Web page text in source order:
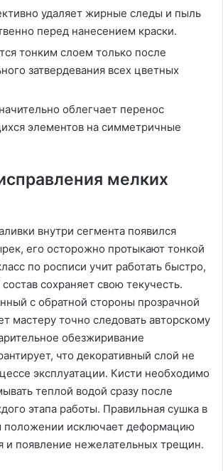
удаляет жирные следы и пыль
перед нанесением краски.
тонким слоем только после
затвердевания всех цветных
облегчает перенос
элементов на симметричные
мелких
внутри сегмента появился
его осторожно протыкают тонкой
по росписи учит работать быстро,
сохраняет свою текучесть.
с обратной стороны прозрачной
мастеру точно следовать авторскому
обезжиривание
что декоративный слой не
эксплуатации. Кисти необходимо
теплой водой сразу после
этапа работы. Правильная сушка в
положении исключает деформацию
и появление нежелательных трещин.